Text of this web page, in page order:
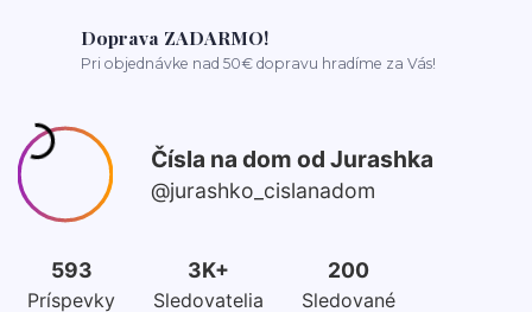
Doprava ZADARMO!
Pri objednávke nad 50€ dopravu hradíme za Vás!